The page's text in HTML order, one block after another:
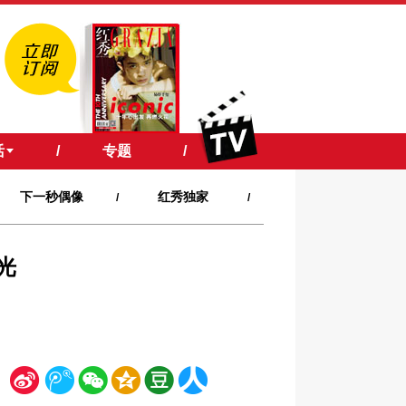
/ 专题 /
下一秒偶像 / 红秀独家 /
新 腾 微 空 豆